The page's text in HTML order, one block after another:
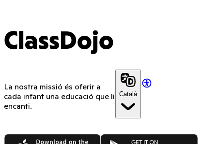
ClassDojo
La nostra missió és oferir a
cada infant una educació que li
encanti.
Català
App Store Google Play